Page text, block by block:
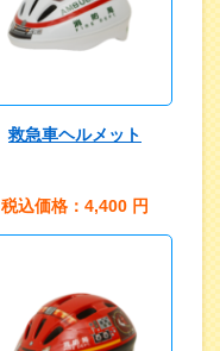
救急車ヘルメット
税込価格：4,400 円